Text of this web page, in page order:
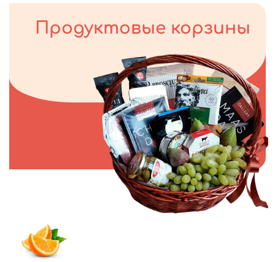
Продуктовые корзины